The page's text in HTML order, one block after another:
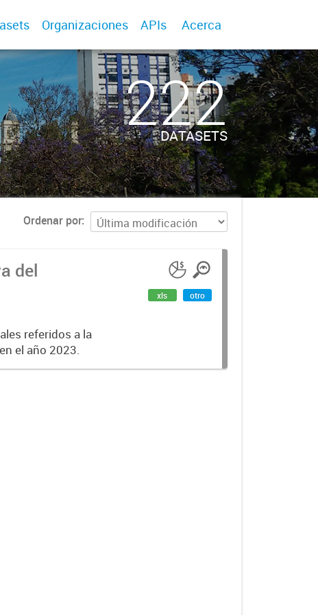
Organizaciones APIs Acerca
222
DATASETS
Ordenar por
del
referidos a la
el año 2023.
xls otro